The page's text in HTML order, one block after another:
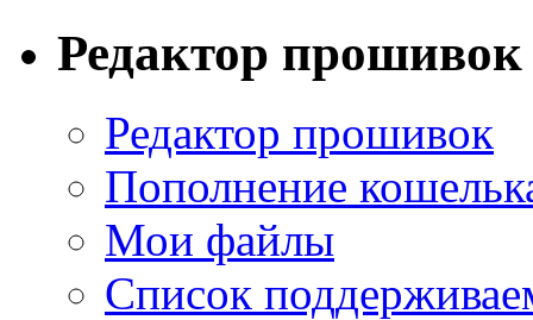
Редактор прошивок
Редактор прошивок
Пополнение
Мои файлы
Список